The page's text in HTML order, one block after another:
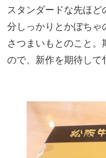
スタンダードな先ほ
分しっかりとかぼち
さつまいもとのこと
ので、新作を期待して